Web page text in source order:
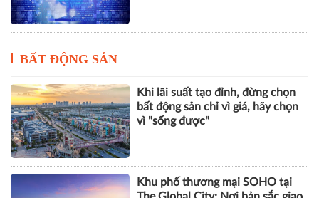
tội danh trong kỷ nguyên trí tuệ
nhân tạo
BẤT ĐỘNG SẢN
Khi lãi suất tạo đỉnh, đừng chọn